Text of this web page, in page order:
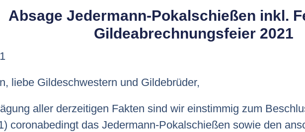
Absage Jedermann-Pokalschießen inkl.
Gildeabrechnungsfeier 2021
liebe Gildeschwestern und Gildebrüder,
aller derzeitigen Fakten sind wir einstimmig zum
coronabedingt das Jedermann-Pokalschießen sowie den